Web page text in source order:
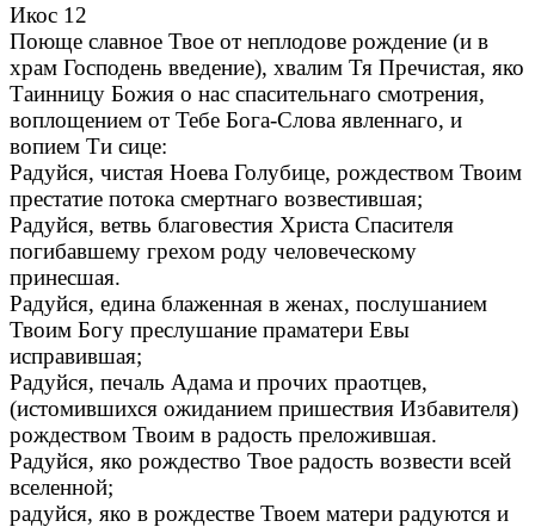
Икос 12
Поюще славное Твое от неплодове рождение (и в
храм Господень введение), хвалим Тя Пречистая, яко
Таинницу Божия о нас спасительнаго смотрения,
воплощением от Тебе Бога-Слова явленнаго, и
вопием Ти сице:
Радуйся, чистая Ноева Голубице, рождеством Твоим
престатие потока смертнаго возвестившая;
Радуйся, ветвь благовестия Христа Спасителя
погибавшему грехом роду человеческому
принесшая.
Радуйся, едина блаженная в женах, послушанием
Твоим Богу преслушание праматери Евы
исправившая;
Радуйся, печаль Адама и прочих праотцев,
(истомившихся ожиданием пришествия Избавителя)
рождеством Твоим в радость преложившая.
Радуйся, яко рождество Твое радость возвести всей
вселенной;
радуйся, яко в рождестве Твоем матери радуются и